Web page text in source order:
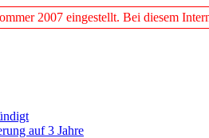
2007 eingestellt. Bei diesem
auf 3 Jahre